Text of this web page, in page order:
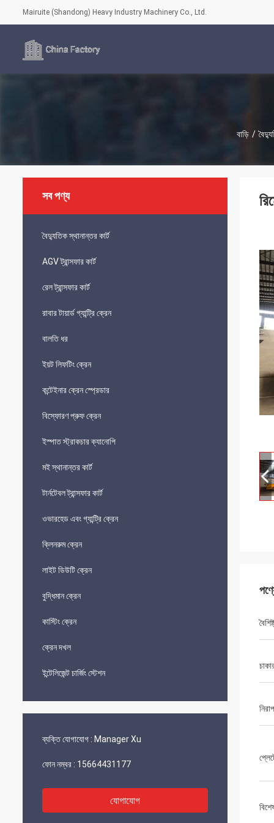
Mairuite (Shandong) Heavy Industry Machinery Co., Ltd.
বাড়ি /
সব পণ্য
বৈদ্যুতিক স্থানান্তর কার্ট
AGV ট্রান্সফার কার্ট
রেল ট্রান্সফার কার্ট
রাবার টায়ার্ড গ্যান্ট্রি ক্রেন
বালতি ধর
ইয়ট লিফটিং ক্রেন
কন্টেইনার ক্রেন স্প্রেডার
বিস্ফোরণ প্রুফ ক্রেন
ইস্পাত স্ট্রাকচার ক্যানোপি
মই স্থানান্তর কার্ট
টার্নটেবল ট্রান্সফার কার্ট
ওভারহেড এবং গ্যান্ট্রি ক্রেন
ক্লিনরুম ক্রেন
লাইট ডিউটি ​​ক্রেন
বুদ্ধিমান ক্রেন
কাস্টিং ক্রেন
ক্রেন দখল
ইন্টেলিজেন্ট চার্জিং স্টেশন
ব্যক্তি যোগাযোগ : Manager Xu
ফোন নম্বর : 15664431177
যোগাযোগ